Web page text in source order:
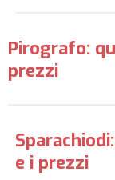
Pirografo:
prezzi
e i prezzi